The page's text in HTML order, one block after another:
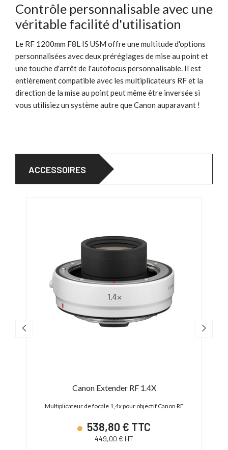
Contrôle personnalisable avec une
véritable facilité d'utilisation
Le RF 1200mm F8L IS USM offre une multitude d'options
personnalisées avec deux préréglages de mise au point et
une touche d'arrêt de l'autofocus personnalisable. Il est
entièrement compatible avec les multiplicateurs RF et la
direction de la mise au point peut même être inversée si
vous utilisiez un système autre que Canon auparavant !
ACCESSOIRES
Canon Extender RF 1.4X
Multiplicateur de focale 1,4x pour objectif Canon RF
538,80 € TTC
449,00 € HT